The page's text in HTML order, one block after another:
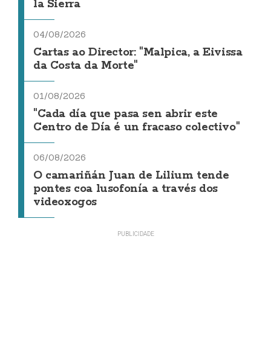
la Sierra
04/08/2026
Cartas ao Director: "Malpica, a Eivissa
da Costa da Morte"
01/08/2026
"Cada día que pasa sen abrir este
Centro de Día é un fracaso colectivo"
06/08/2026
O camariñán Juan de Lilium tende
pontes coa lusofonía a través dos
videoxogos